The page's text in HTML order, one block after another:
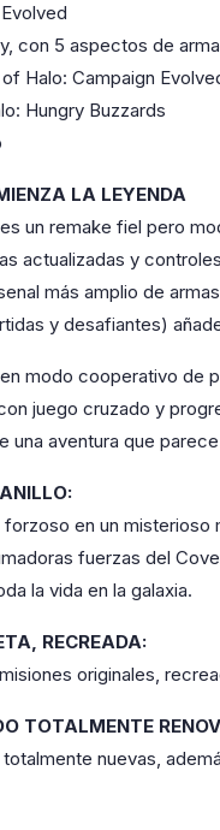
con 5 aspectos de
Halo: Campaign
Hungry Buzzards
LA LEYENDA
un remake fiel pero
actualizadas y
más amplio de
y desafiantes)
modo cooperativo de
juego cruzado y
una aventura que
en un
fuerzas del
la vida en la galaxia.
RECREADA:
originales,
TOTALMENTE
nuevas,